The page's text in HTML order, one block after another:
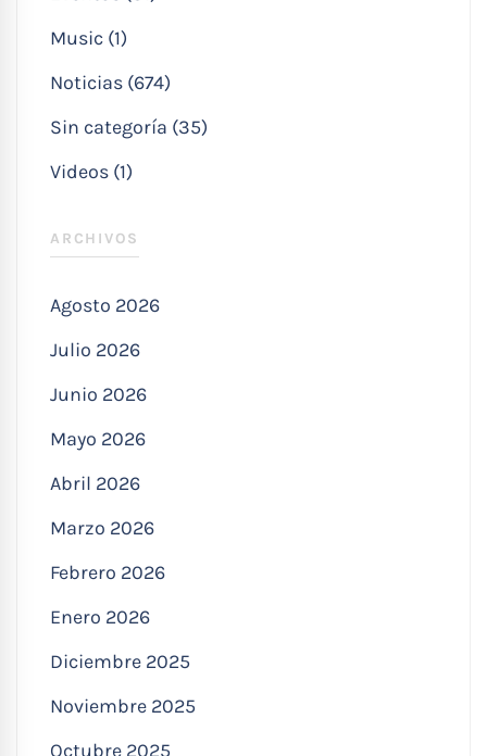
Music (1)
Noticias (674)
Sin categoría (35)
Videos (1)
ARCHIVOS
Agosto 2026
Julio 2026
Junio 2026
Mayo 2026
Abril 2026
Marzo 2026
Febrero 2026
Enero 2026
Diciembre 2025
Noviembre 2025
Octubre 2025